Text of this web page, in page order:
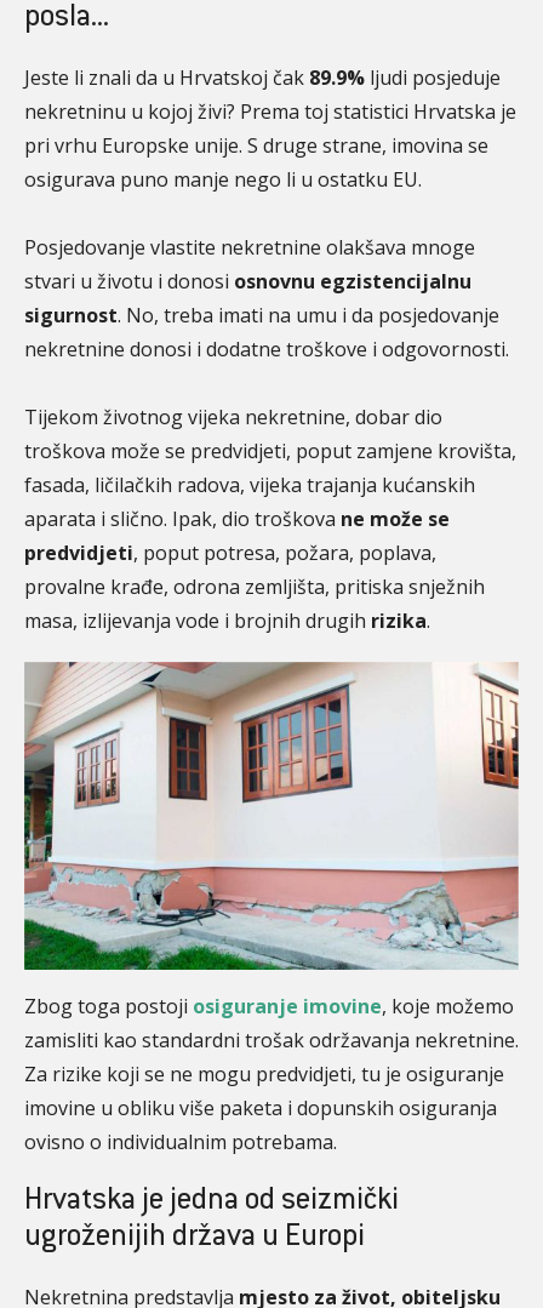
posla...
Jeste li znali da u Hrvatskoj čak 89.9% ljudi posjeduje
nekretninu u kojoj živi? Prema toj statistici Hrvatska je
pri vrhu Europske unije. S druge strane, imovina se
osigurava puno manje nego li u ostatku EU.
Posjedovanje vlastite nekretnine olakšava mnoge
stvari u životu i donosi osnovnu egzistencijalnu
sigurnost. No, treba imati na umu i da posjedovanje
nekretnine donosi i dodatne troškove i odgovornosti.
Tijekom životnog vijeka nekretnine, dobar dio
troškova može se predvidjeti, poput zamjene krovišta,
fasada, ličilačkih radova, vijeka trajanja kućanskih
aparata i slično. Ipak, dio troškova ne može se
predvidjeti, poput potresa, požara, poplava,
provalne krađe, odrona zemljišta, pritiska snježnih
masa, izlijevanja vode i brojnih drugih rizika.
Zbog toga postoji osiguranje imovine, koje možemo
zamisliti kao standardni trošak održavanja nekretnine.
Za rizike koji se ne mogu predvidjeti, tu je osiguranje
imovine u obliku više paketa i dopunskih osiguranja
ovisno o individualnim potrebama.
Hrvatska je jedna od seizmički
ugroženijih država u Europi
Nekretnina predstavlja mjesto za život, obiteljsku